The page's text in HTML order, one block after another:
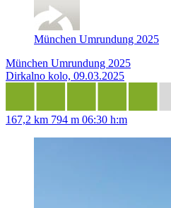
München Umrundung 2025
München Umrundung 2025
Dirkalno kolo, 09.03.2025
167,2 km 794 m 06:30 h:m